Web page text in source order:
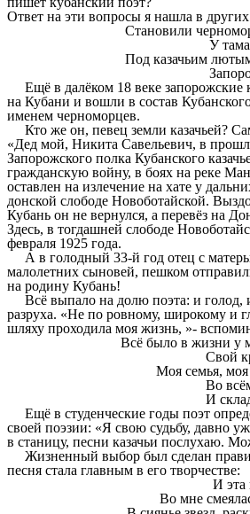
Ответ на эти вопросы я нашла в
Становили
У таманской
Под казачьим лютым
Запорожские
Ещё в далёком 18 веке запорожские
на Кубани и вошли в состав
именем черноморцев.
Кто же он, певец земли казачьей?
«Дед мой, Никита Савельевич, в
Запорожского полка Кубанского
гражданскую войну, в боях на реке
оставлен на излечение на хате у
донской слободе Новоботайской.
Кубань он не вернулся, а перевёз на
Здесь, в тогдашней слободе
февраля 1925 года.
А в голодный 33-й год отец с
малолетних сыновей, пешком
на родину Кубань!
Всё выпало на долю поэта: и голод,
разруха. «Не по ровному, широкому и
шляху проходила моя жизнь, »-
Всё было в жизни у
Свой кров, и
Моя семья, моя
Во всём свой
И
Ещё в студенческие годы поэт
своей поэзии: «Я свою судьбу, давно
в станицу, песни казачьи послухаю.
Жизненный выбор был сделан
песня стала главным в его творчестве:
И эта песнь
Во мне смеялась и